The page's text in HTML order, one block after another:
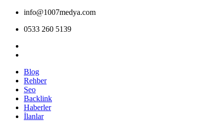
info@1007medya.com
0533 260 5139
Blog
Rehber
Seo
Backlink
Haberler
İlanlar